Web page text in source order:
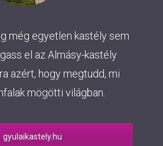
még egyetlen kastély sem
el az Almásy-kastély
azért, hogy megtudd, mi
mögötti világban.
gyulaikastely.hu